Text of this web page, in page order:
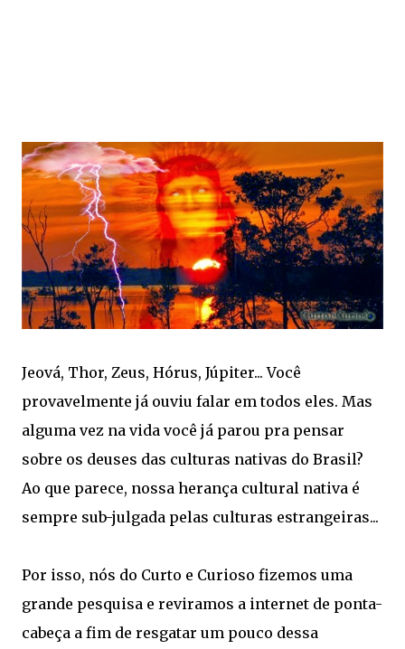
Jeová, Thor, Zeus, Hórus, Júpiter... Você
provavelmente já ouviu falar em todos eles. Mas
alguma vez na vida você já parou pra pensar
sobre os deuses das culturas nativas do Brasil?
Ao que parece, nossa herança cultural nativa é
sempre sub-julgada pelas culturas estrangeiras...
Por isso, nós do Curto e Curioso fizemos uma
grande pesquisa e reviramos a internet de ponta-
cabeça a fim de resgatar um pouco dessa